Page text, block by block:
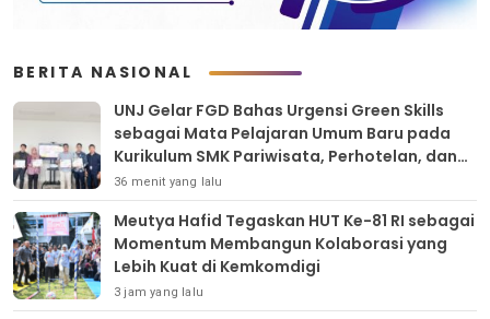
BERITA NASIONAL
UNJ Gelar FGD Bahas Urgensi Green Skills
sebagai Mata Pelajaran Umum Baru pada
Kurikulum SMK Pariwisata, Perhotelan, dan
UPW
36 menit yang lalu
Meutya Hafid Tegaskan HUT Ke-81 RI sebagai
Momentum Membangun Kolaborasi yang
Lebih Kuat di Kemkomdigi
3 jam yang lalu